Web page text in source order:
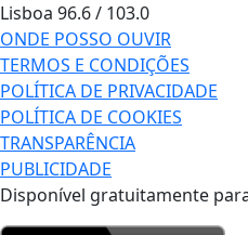
Lisboa 96.6 / 103.0
ONDE POSSO OUVIR
TERMOS E CONDIÇÕES
POLÍTICA DE PRIVACIDADE
POLÍTICA DE COOKIES
TRANSPARÊNCIA
PUBLICIDADE
Disponível gratuitamente